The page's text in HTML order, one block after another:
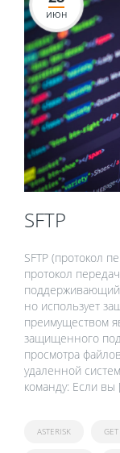
ИЮН
SFTP
SFTP (протокол
протокол
поддерживающий
но использует
преимуществом
защищенного
просмотра
удаленной
команду: Если вы
ASTERISK GET